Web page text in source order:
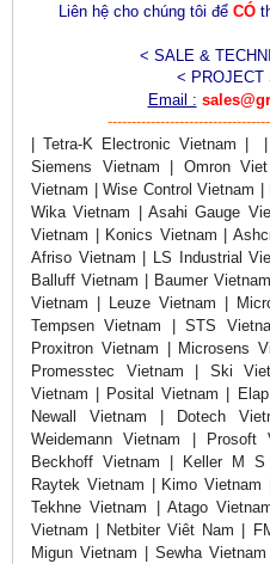
Liên hệ cho chúng tôi để CÓ
< SALE &
< PROJECT
Email :
| Tetra-K Electronic
Siemens Vietnam | Omron
Vietnam | Wise Control Vietnam |
Wika Vietnam | Asahi Gauge
Vietnam | Konics Vietnam |
Afriso Vietnam | LS Industrial
Balluff Vietnam | Baumer
Vietnam | Leuze Vietnam |
Tempsen Vietnam | STS
Proxitron Vietnam | Microsens
Promesstec Vietnam | Ski
Vietnam | Posital Vietnam |
Newall Vietnam | Dotech
Weidemann Vietnam |
Beckhoff Vietnam | Keller M
Raytek Vietnam | Kimo
Tekhne Vietnam | Atago
Vietnam | Netbiter Viêt Nam |
Migun Vietnam | Sewha